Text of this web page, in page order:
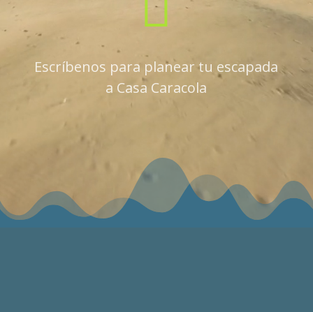
Escríbenos para planear tu escapada
a Casa Caracola